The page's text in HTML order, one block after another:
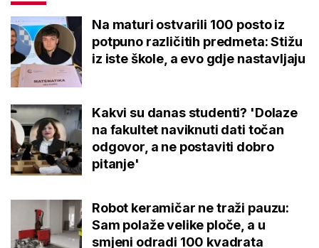
Na maturi ostvarili 100 posto iz
potpuno različitih predmeta: Stižu
iz iste škole, a evo gdje nastavljaju
Kakvi su danas studenti? 'Dolaze
na fakultet naviknuti dati točan
odgovor, a ne postaviti dobro
pitanje'
Robot keramičar ne traži pauzu:
Sam polaže velike ploče, a u
smjeni odradi 100 kvadrata